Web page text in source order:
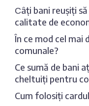
Сâți bani reușiți
calitate de
În ce mod cel mai
comunale?
Ce sumă de bani
cheltuiți pentru
Cum folosiți